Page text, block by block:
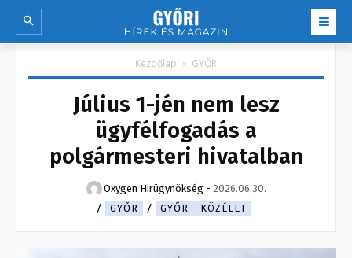
Kezdőlap GYŐR
Július 1-jén nem lesz
ügyfélfogadás a
polgármesteri hivatalban
Oxygen Hirügynökség - 2026.06.30.
GYŐR
GYŐR - KÖZÉLET